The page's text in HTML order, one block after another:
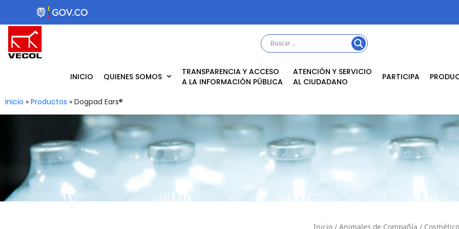
contenido
INICIO QUIENES SOMOS
TRANSPARENCIA Y ACCESO
A LA INFORMACIÓN PÚBLICA
ATENCIÓN Y SERVICIO
AL CIUDADANO
PARTICIPA
Inicio » Productos » Dogpad Ears®
Inicio/ Animales de Compañía /